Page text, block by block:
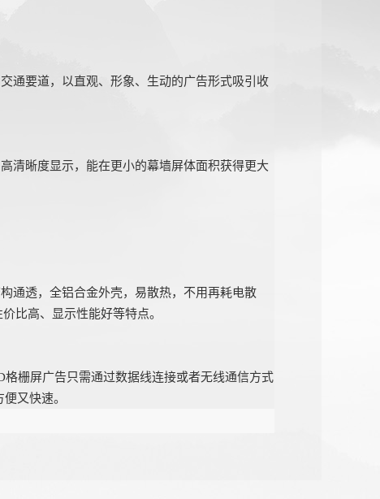
通要道，以直观、形象、生动的广告形式吸引收
晰度显示，能在更小的幕墙屏体面积获得更大
通透，全铝合金外壳，易散热，不用再耗电散
比高、显示性能好等特点。
格栅屏广告只需通过数据线连接或者无线通信方式
又快速。